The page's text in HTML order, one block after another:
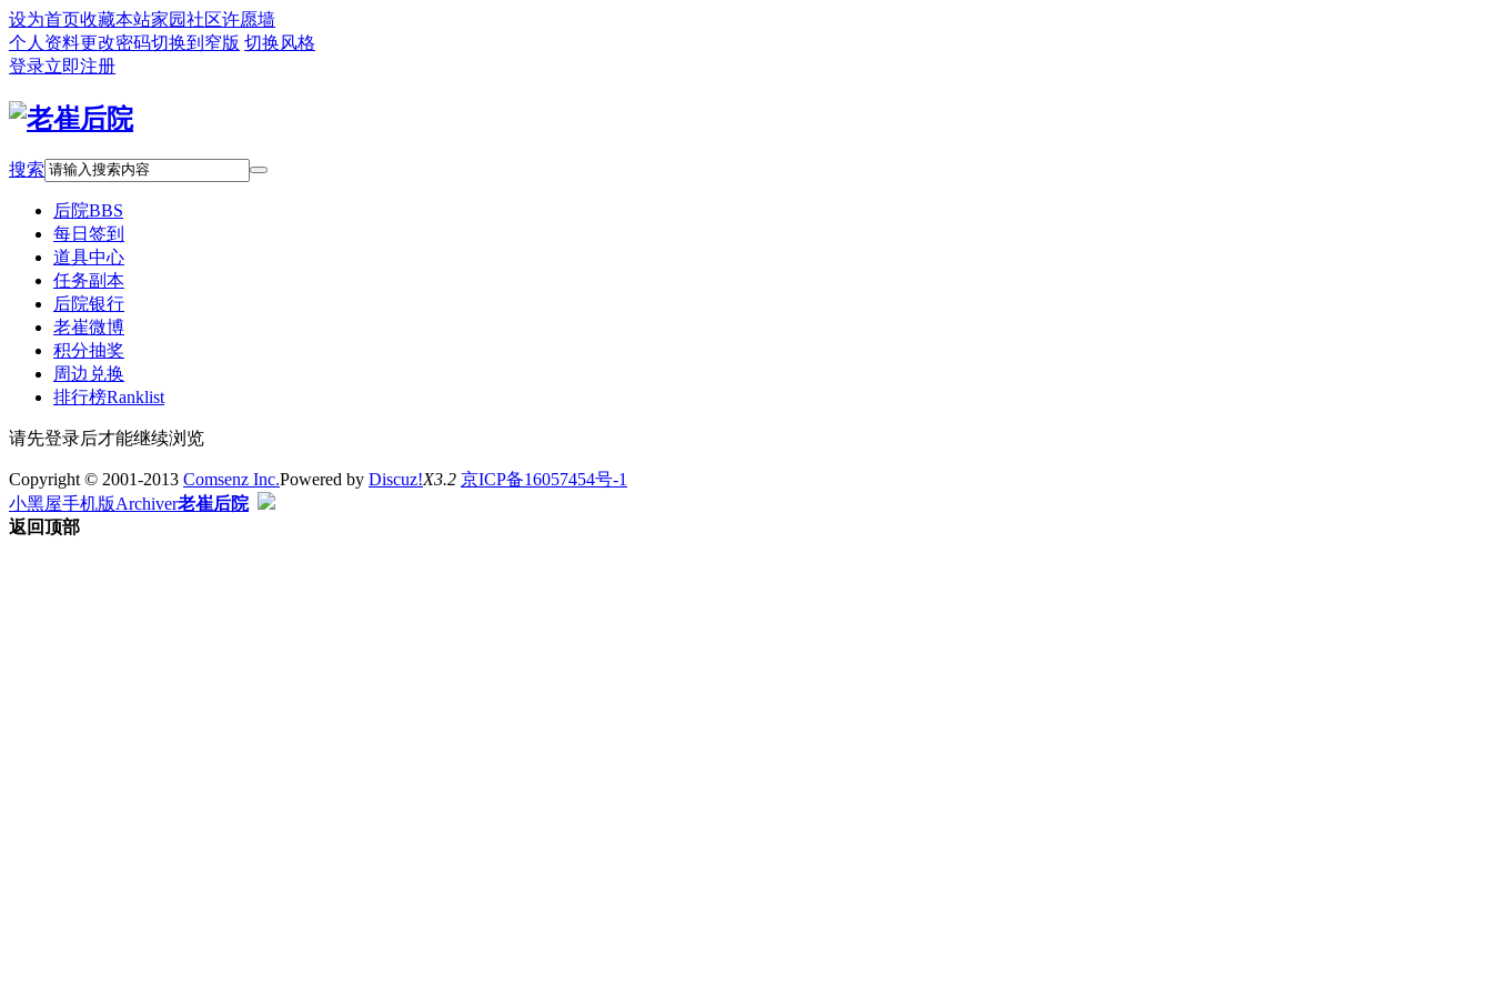
设为首页收藏本站家园社区许愿墙
个人资料更改密码切换到窄版 切换风格
登录立即注册
搜索
后院BBS
每日签到
道具中心
任务副本
后院银行
老崔微博
积分抽奖
周边兑换
排行榜Ranklist
请先登录后才能继续浏览
Copyright © 2001-2013 Comsenz Inc.Powered by Discuz!X3.2 京ICP备16057454号-1
小黑屋手机版Archiver老崔后院
返回顶部